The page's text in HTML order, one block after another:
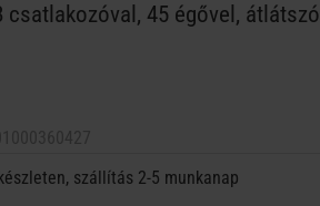
csatlakozóval, 45 égővel, átlátszó
szállítás 2-5 munkanap